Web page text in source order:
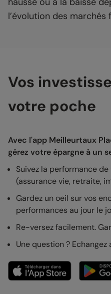
l’évolution des marchés
Vos
votre poche
Avec l'app Meilleurtaux
gérez votre épargne à un
Suivez la performance
(assurance vie, retraite,
Gardez un oeil sur vos
performances au jour le
Re-versez facilement.
Une question ?